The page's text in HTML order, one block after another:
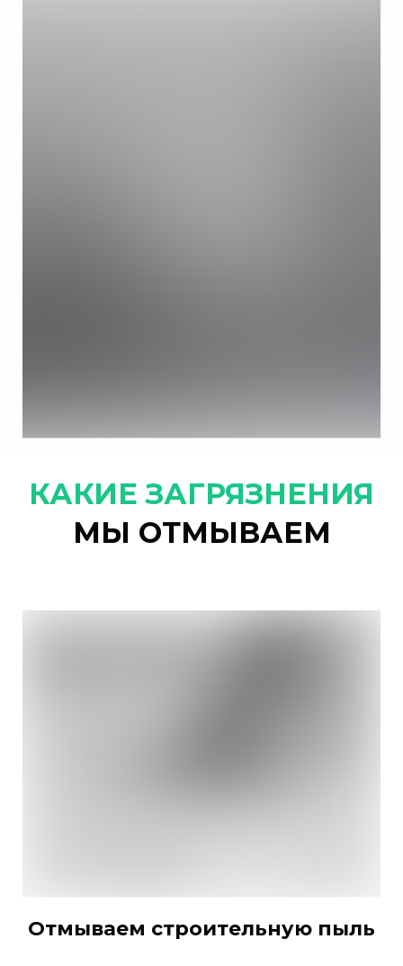
КАКИЕ ЗАГРЯЗНЕНИЯ
МЫ ОТМЫВАЕМ
Отмываем строительную пыль